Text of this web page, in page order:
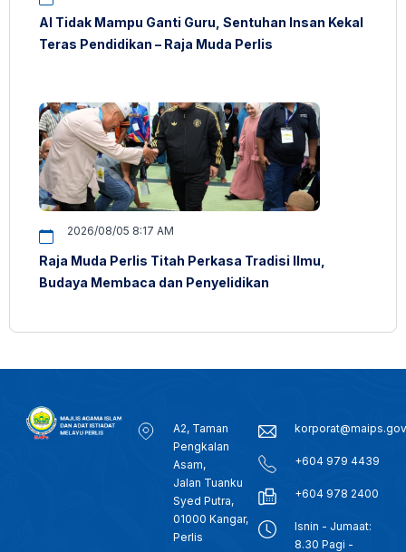
AI Tidak Mampu Ganti Guru, Sentuhan Insan Kekal
Teras Pendidikan – Raja Muda Perlis
2026/08/05 8:17 AM
Raja Muda Perlis Titah Perkasa Tradisi Ilmu,
Budaya Membaca dan Penyelidikan
A2, Taman
Pengkalan
Asam,
Jalan Tuanku
Syed Putra,
01000 Kangar,
Perlis
+604 979 4439
+604 978 2400
Isnin - Jumaat:
8.30 Pagi -